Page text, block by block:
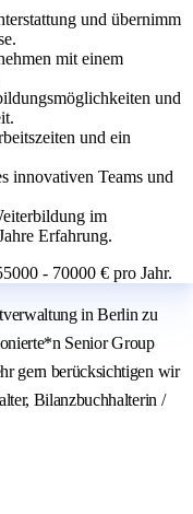
und übernimm
mit einem
und
und ein
innovativen Teams und
im
Erfahrung.
- 70000 € pro Jahr.
in Berlin zu
Senior Group
gern berücksichtigen wir
Bilanzbuchhalterin /